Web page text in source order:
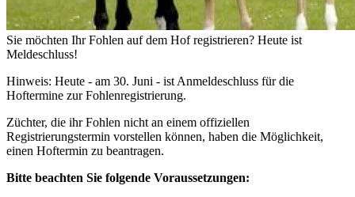
Sie möchten Ihr Fohlen auf dem Hof registrieren? Heute ist
Meldeschluss!
Hinweis: Heute - am 30. Juni - ist Anmeldeschluss für die
Hoftermine zur Fohlenregistrierung.
Züchter, die ihr Fohlen nicht an einem offiziellen
Registrierungstermin vorstellen können, haben die Möglichkeit,
einen Hoftermin zu beantragen.
Bitte beachten Sie folgende Voraussetzungen: